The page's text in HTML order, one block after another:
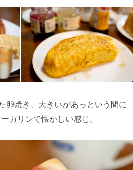
卵焼き、大きいがあっという間に
ガリンで懐かしい感じ。